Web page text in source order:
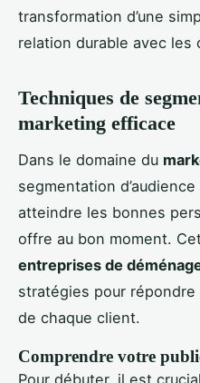
transformation d’une
relation durable avec les
Techniques de
marketing efficace
Dans le domaine du
segmentation
atteindre les bonnes
offre au bon moment.
entreprises de
stratégies pour
de chaque client.
Comprendre votre